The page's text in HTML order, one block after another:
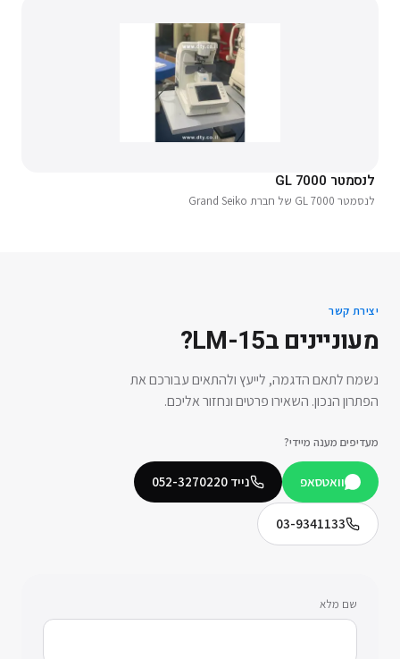
לנסמטר GL 7000
לנסמטר GL 7000 של חברת Grand Seiko
יצירת קשר
מעוניינים בLM-15
?
נשמח לתאם הדגמה, לייעץ ולהתאים עבורכם את
הפתרון הנכון. השאירו פרטים ונחזור אליכם.
מעדיפים מענה מיידי?
וואטסאפ נייד 052-3270220
03-9341133
שם מלא